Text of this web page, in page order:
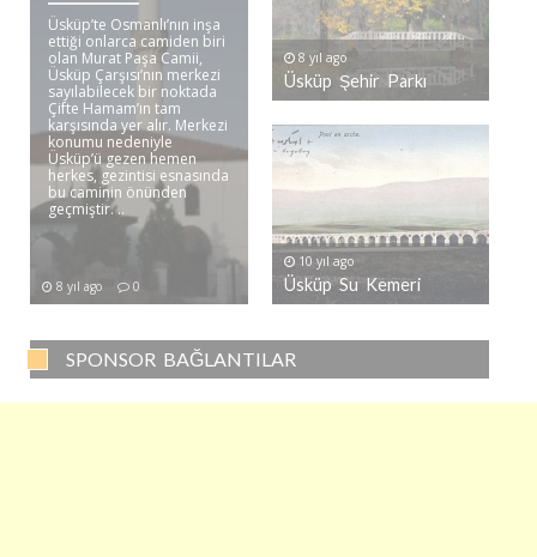
Üsküp’te Osmanlı’nın inşa
ettiği onlarca camiden biri
olan Murat Paşa Camii,
Üsküp Çarşısı’nın merkezi
sayılabilecek bir noktada
Çifte Hamam’ın tam
karşısında yer alır. Merkezi
konumu nedeniyle
Üsküp’ü gezen hemen
herkes, gezintisi esnasında
bu caminin önünden
geçmiştir. ..
8 yıl ago 0
8 yıl ago
Üsküp Şehir Parkı
10 yıl ago
Üsküp Su Kemeri
SPONSOR BAĞLANTILAR